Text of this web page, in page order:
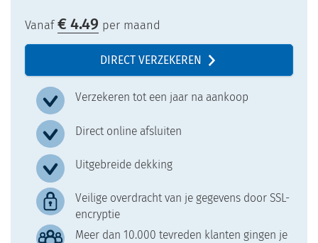
Verzekeren tot een jaar na aankoop
Direct online afsluiten
Uitgebreide dekking
Vanaf €4.49 per maand
DIRECT VERZEKEREN
Veilige overdracht van je gegevens door SSL-
encryptie
Meer dan 10.000 tevreden klanten gingen je